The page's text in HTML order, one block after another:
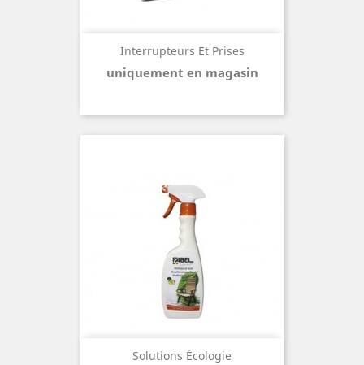
Interrupteurs Et Prises
uniquement en magasin
Solutions Écologie